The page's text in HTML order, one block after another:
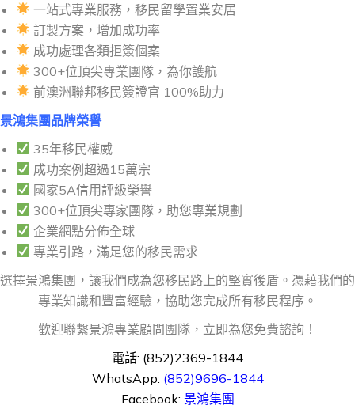
一站式專業服務，移民留學置業安居
訂製方案，增加成功率
成功處理各類拒簽個案
300+位頂尖專業團隊，為你護航
前澳洲聯邦移民簽證官 100%助力
景鴻集團品牌榮譽
35年移民權威
成功案例超過15萬宗
國家5A信用評級榮譽
300+位頂尖專家團隊，助您專業規劃
企業網點分佈全球
專業引路，滿足您的移民需求
選擇景鴻集團，讓我們成為您移民路上的堅實後盾。憑藉我們的
專業知識和豐富經驗，協助您完成所有移民程序。
歡迎聯繫景鴻專業顧問團隊，立即為您免費諮詢！
電話: (852)2369-1844
WhatsApp: (852)9696-1844
Facebook: 景鴻集團